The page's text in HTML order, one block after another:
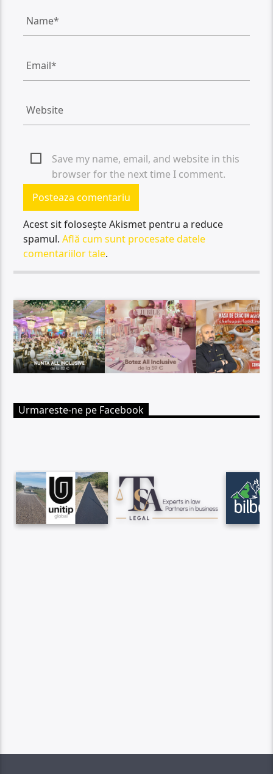
Save my name, email, and website in this
browser for the next time I comment.
Acest sit folosește Akismet pentru a reduce
spamul.Află cum sunt procesate datele
comentariilor tale.
Urmareste-ne pe Facebook